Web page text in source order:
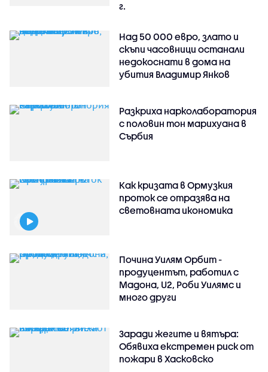
г.
Над 50 000 евро, злато и
скъпи часовници останали
недокоснати в дома на
убития Владимир Янков
Разкриха нарколаборатория
с половин тон марихуана в
Сърбия
Как кризата в Ормузкия
проток се отразява на
световната икономика
Почина Уилям Орбит -
продуцентът, работил с
Мадона, U2, Роби Уилямс и
много други
Заради жегите и вятъра:
Обявиха екстремен риск от
пожари в Хасковско